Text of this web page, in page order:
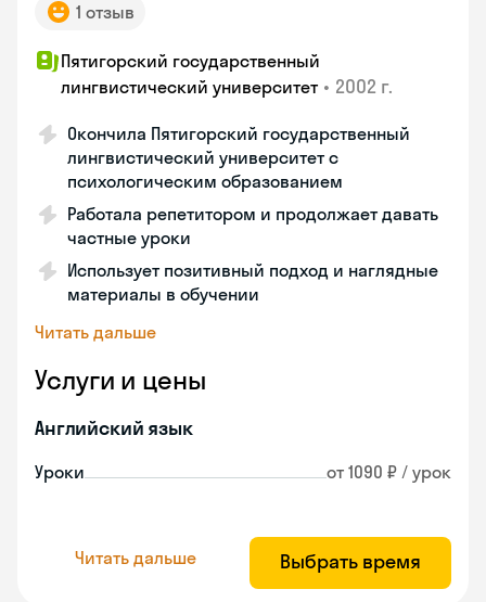
1 отзыв
Пятигорский государственный
лингвистический университет • 2002 г.
Окончила Пятигорский государственный
лингвистический университет с
психологическим образованием
Работала репетитором и продолжает давать
частные уроки
Использует позитивный подход и наглядные
материалы в обучении
Читать дальше
Услуги и цены
Английский язык
Уроки от 1090 ₽ / урок
Читать дальше Выбрать время